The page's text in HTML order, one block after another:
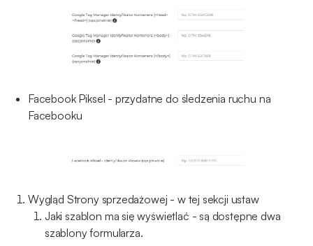
Facebook Piksel - przydatne do śledzenia ruchu na
Facebooku
Wygląd Strony sprzedażowej - w tej sekcji ustaw
Jaki szablon ma się wyświetlać - są dostępne dwa
szablony formularza.